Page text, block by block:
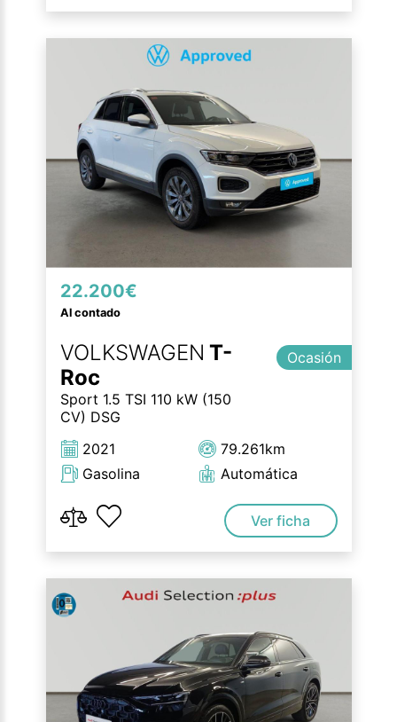
22.200€
Al contado
VOLKSWAGEN T-
Roc
Sport 1.5 TSI 110 kW (150
CV) DSG
Ocasión
2021
Gasolina
79.261km
Automática
Ver ficha